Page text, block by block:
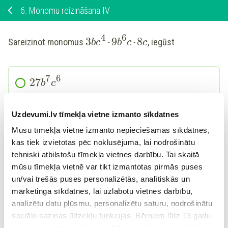
Uzdevumi.lv tīmekļa vietne izmanto sīkdatnes
Mūsu tīmekļa vietne izmanto nepieciešamās sīkdatnes,
kas tiek izvietotas pēc noklusējuma, lai nodrošinātu
tehniski atbilstošu tīmekļa vietnes darbību. Tai skaitā
mūsu tīmekļa vietnē var tikt izmantotas pirmās puses
un/vai trešās puses personalizētās, analītiskās un
mārketinga sīkdatnes, lai uzlabotu vietnes darbību,
analizētu datu plūsmu, personalizētu saturu, nodrošinātu
sociālo saziņas līdzekļu funkcijas. Bērniem līdz 13 gadu
6. Monomu reizināšana IV
Sareizinot monomus 3bc4 ⋅9b6c⋅8c, iegūst
27b7c6
216(bc)10
20 b 7c6
216b7c6